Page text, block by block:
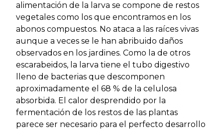
alimentación de la larva se compone de restos
vegetales como los que encontramos en los
abonos compuestos. No ataca a las raíces vivas
aunque a veces se le han abribuido daños
observados en los jardines. Como la de otros
escarabeidos, la larva tiene el tubo digestivo
lleno de bacterias que descomponen
aproximadamente el 68 % de la celulosa
absorbida. El calor desprendido por la
fermentación de los restos de las plantas
parece ser necesario para el perfecto desarrollo